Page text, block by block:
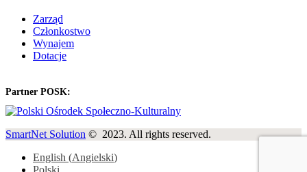
Zarząd
Członkostwo
Wynajem
Dotacje
Partner POSK:
SmartNet Solution © 2023. All rights reserved.
English (Angielski)
Polski